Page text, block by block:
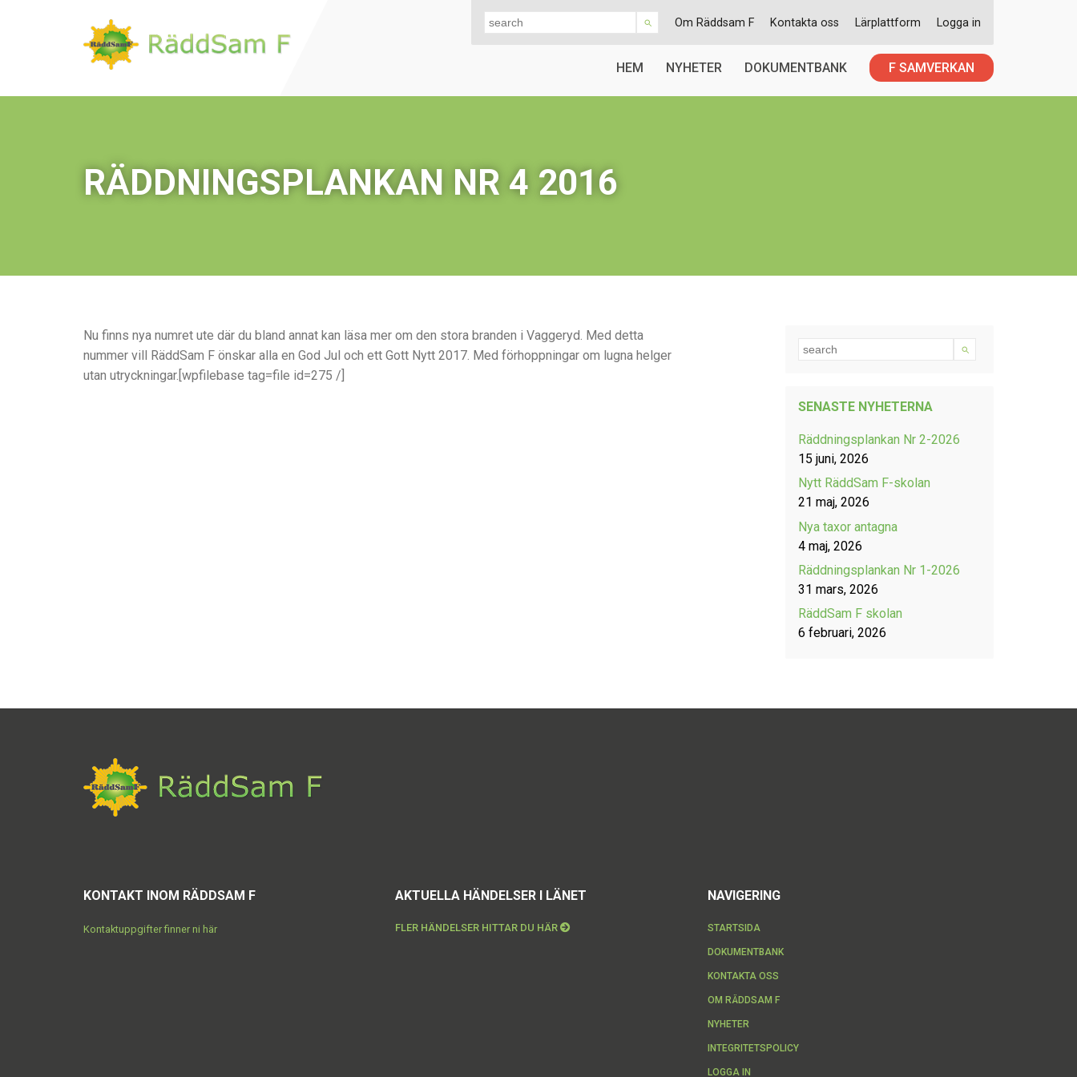
HEM NYHETER DOKUMENTBANK F SAMVERKAN
Om Räddsam F Kontakta oss Lärplattform Logga in
RÄDDNINGSPLANKAN NR 4 2016
Nu finns nya numret ute där du bland annat kan läsa mer om den stora branden i Vaggeryd. Med detta
nummer vill RäddSam F önskar alla en God Jul och ett Gott Nytt 2017. Med förhoppningar om lugna helger
utan utryckningar.[wpfilebase tag=file id=275 /]
SENASTE NYHETERNA
Räddningsplankan Nr 2-2026
15 juni, 2026
Nytt RäddSam F-skolan
21 maj, 2026
Nya taxor antagna
4 maj, 2026
Räddningsplankan Nr 1-2026
31 mars, 2026
RäddSam F skolan
6 februari, 2026
KONTAKT INOM RÄDDSAM F
Kontaktuppgifter finner ni här
AKTUELLA HÄNDELSER I LÄNET
FLER HÄNDELSER HITTAR DU HÄR
NAVIGERING
STARTSIDA
DOKUMENTBANK
KONTAKTA OSS
OM RÄDDSAM F
NYHETER
INTEGRITETSPOLICY
LOGGA IN